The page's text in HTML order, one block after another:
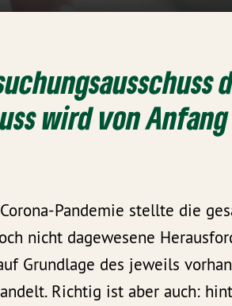
wird von
Pandemie stellte die
nicht dagewesene
Grundlage des jeweils
Richtig ist aber auch: